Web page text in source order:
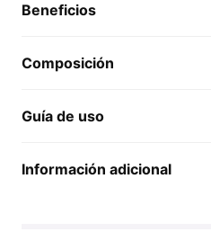
Beneficios
Composición
Guía de uso
Información adicional